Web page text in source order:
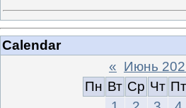
Calendar
« Июнь
Пн Вт Ср Чт Пт